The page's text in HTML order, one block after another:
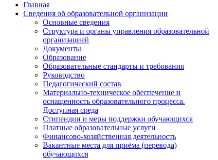
Главная
Сведения об образовательной организации
Основные сведения
Структура и органы управления образовательной
организацией
Документы
Образование
Образовательные стандарты и требования
Руководство
Педагогический состав
Материально-техническое обеспечение и
оснащенность образовательного процесса.
Доступная среда
Стипендии и меры поддержки обучающихся
Платные образовательные услуги
Финансово-хозяйственная деятельность
Вакантные места для приёма (перевода)
обучающихся